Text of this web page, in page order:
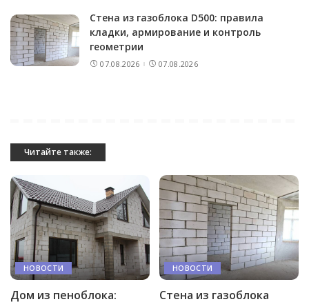
Стена из газоблока D500: правила
кладки, армирование и контроль
геометрии
07.08.2026 07.08.2026
Читайте также:
НОВОСТИ
Дом из пеноблока:
НОВОСТИ
Стена из газоблока